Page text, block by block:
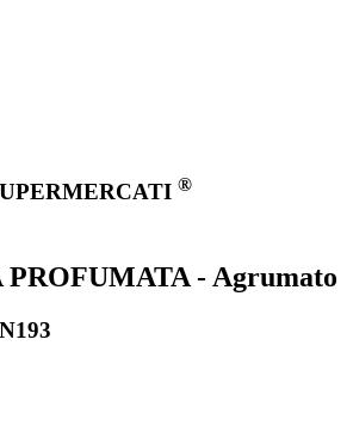
®
PROFUMATA - Agrumato